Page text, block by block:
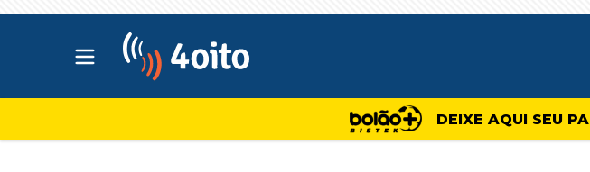
Abrir menu principal
DEIXE AQUI SEU